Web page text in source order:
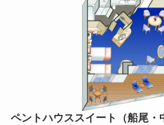
ペントハウススイート（船尾・